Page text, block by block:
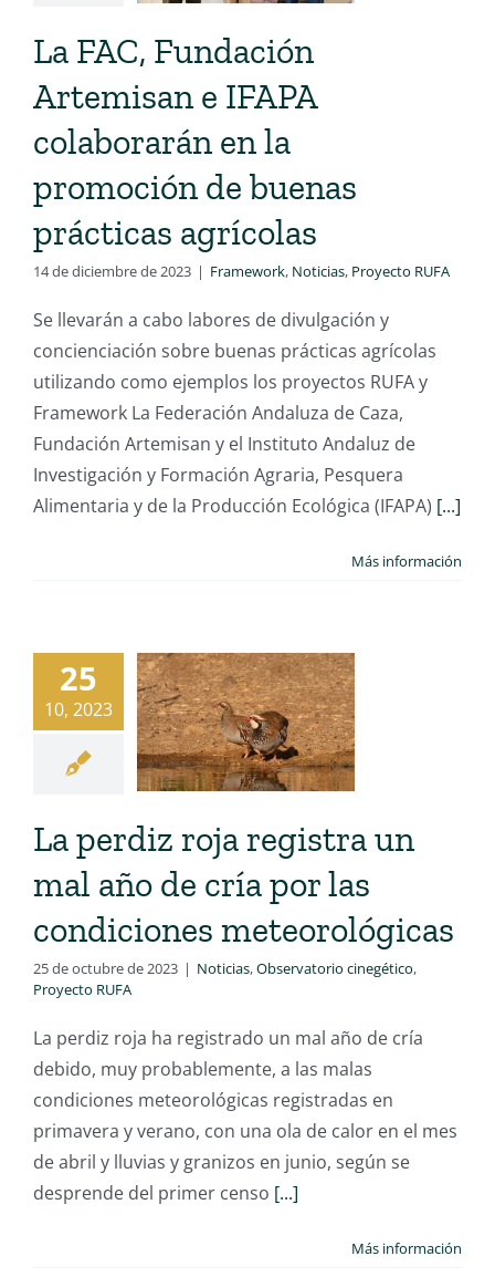
La FAC, Fundación
Artemisan e IFAPA
colaborarán en la
promoción de buenas
prácticas agrícolas
14 de diciembre de 2023 | Framework, Noticias, Proyecto RUFA
Se llevarán a cabo labores de divulgación y
concienciación sobre buenas prácticas agrícolas
utilizando como ejemplos los proyectos RUFA y
Framework La Federación Andaluza de Caza,
Fundación Artemisan y el Instituto Andaluz de
Investigación y Formación Agraria, Pesquera
Alimentaria y de la Producción Ecológica (IFAPA) [...]
Más información
25
10, 2023
La perdiz roja registra un
mal año de cría por las
condiciones meteorológicas
25 de octubre de 2023 | Noticias,Observatorio cinegético,
Proyecto RUFA
La perdiz roja ha registrado un mal año de cría
debido, muy probablemente, a las malas
condiciones meteorológicas registradas en
primavera y verano, con una ola de calor en el mes
de abril y lluvias y granizos en junio, según se
desprende del primer censo [...]
Más información